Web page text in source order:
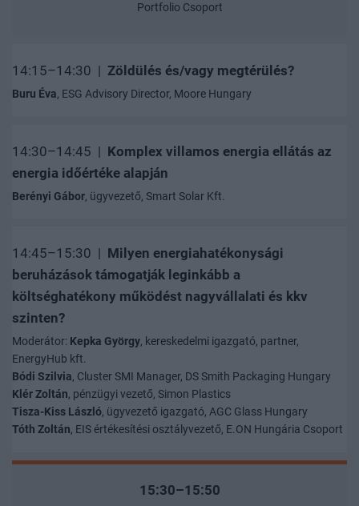
Portfolio Csoport
14:15–14:30 | Zöldülés és/vagy megtérülés?
Buru Éva, ESG Advisory Director, Moore Hungary
14:30–14:45 | Komplex villamos energia ellátás az
energia időértéke alapján
Berényi Gábor, ügyvezető, Smart Solar Kft.
14:45–15:30 | Milyen energiahatékonysági
beruházások támogatják leginkább a
költséghatékony működést nagyvállalati és kkv
szinten?
Moderátor: Kepka György, kereskedelmi igazgató, partner,
EnergyHub kft.
Bódi Szilvia, Cluster SMI Manager, DS Smith Packaging Hungary
Klér Zoltán, pénzügyi vezető, Simon Plastics
Tisza-Kiss László, ügyvezető igazgató, AGC Glass Hungary
Tóth Zoltán, EIS értékesítési osztályvezető, E.ON Hungária Csoport
15:30–15:50